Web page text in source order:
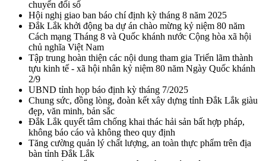
chuyển đổi số
Hội nghị giao ban báo chí định kỳ tháng 8 năm 2025
Đắk Lắk khởi động ba dự án chào mừng kỷ niệm 80 năm
Cách mạng Tháng 8 và Quốc khánh nước Cộng hòa xã hội
chủ nghĩa Việt Nam
Tập trung hoàn thiện các nội dung tham gia Triển lãm thành
tựu kinh tế - xã hội nhân kỷ niệm 80 năm Ngày Quốc khánh
2/9
UBND tỉnh họp báo định kỳ tháng 7/2025
Chung sức, đồng lòng, đoàn kết xây dựng tỉnh Đắk Lắk giàu
đẹp, văn minh, bản sắc
Đắk Lắk quyết tâm chống khai thác hải sản bất hợp pháp,
không báo cáo và không theo quy định
Tăng cường quản lý chất lượng, an toàn thực phẩm trên địa
bàn tỉnh Đắk Lắk